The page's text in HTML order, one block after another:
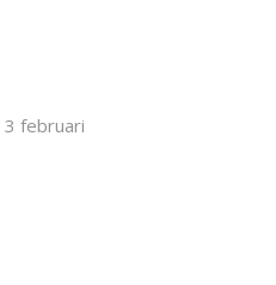
februari